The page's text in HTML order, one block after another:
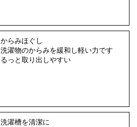
からみほぐし
洗濯物のからみを緩和し軽い力です
るっと取り出しやすい
洗濯槽を清潔に